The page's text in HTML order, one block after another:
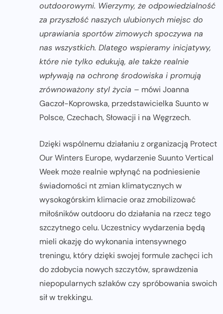
outdoorowymi. Wierzymy, że odpowiedzialność
za przyszłość naszych ulubionych miejsc do
uprawiania sportów zimowych spoczywa na
nas wszystkich. Dlatego wspieramy inicjatywy,
które nie tylko edukują, ale także realnie
wpływają na ochronę środowiska i promują
zrównoważony styl życia – mówi Joanna
Gaczoł-Koprowska, przedstawicielka Suunto w
Polsce, Czechach, Słowacji i na Węgrzech.
Dzięki wspólnemu działaniu z organizacją Protect
Our Winters Europe, wydarzenie Suunto Vertical
Week może realnie wpłynąć na podniesienie
świadomości nt zmian klimatycznych w
wysokogórskim klimacie oraz zmobilizować
miłośników outdooru do działania na rzecz tego
szczytnego celu. Uczestnicy wydarzenia będą
mieli okazję do wykonania intensywnego
treningu, który dzięki swojej formule zachęci ich
do zdobycia nowych szczytów, sprawdzenia
niepopularnych szlaków czy spróbowania swoich
sił w trekkingu.